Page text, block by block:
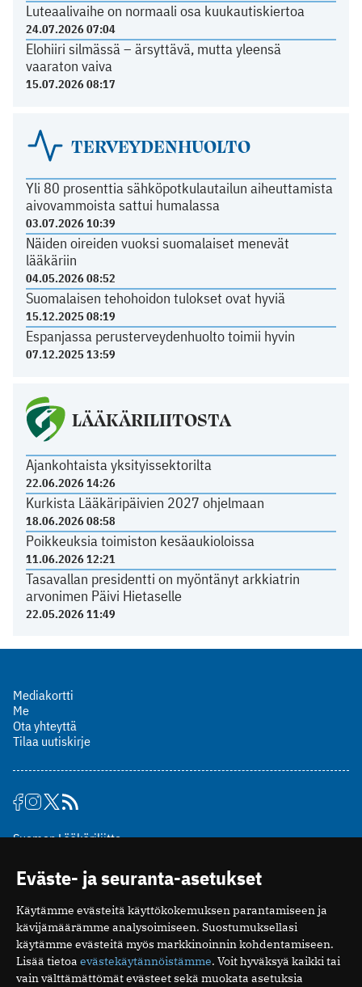
Luteaalivaihe on normaali osa kuukautiskiertoa
24.07.2026 07:04
Elohiiri silmässä – ärsyttävä, mutta yleensä
vaaraton vaiva
15.07.2026 08:17
TERVEYDENHUOLTO
Yli 80 prosenttia sähköpotkulautailun aiheuttamista
aivovammoista sattui humalassa
03.07.2026 10:39
Näiden oireiden vuoksi suomalaiset menevät
lääkäriin
04.05.2026 08:52
Suomalaisen tehohoidon tulokset ovat hyviä
15.12.2025 08:19
Espanjassa perusterveydenhuolto toimii hyvin
07.12.2025 13:59
LÄÄKÄRILIITOSTA
Ajankohtaista yksityissektorilta
22.06.2026 14:26
Kurkista Lääkäripäivien 2027 ohjelmaan
18.06.2026 08:58
Poikkeuksia toimiston kesäaukioloissa
11.06.2026 12:21
Tasavallan presidentti on myöntänyt arkkiatrin
arvonimen Päivi Hietaselle
22.05.2026 11:49
Mediakortti
Me
Ota yhteyttä
Tilaa uutiskirje
Suomen Lääkäriliitto
00510 Helsinki
puh. (09) 393 091
toimitus@potilaanlaakarilehti.fi
ISSN 2323-9476
Eväste- ja seuranta-asetukset
Käytämme evästeitä käyttökokemuksen parantamiseen ja
kävijämäärämme analysoimiseen. Suostumuksellasi
käytämme evästeitä myös markkinoinnin kohdentamiseen.
Lisää tietoa evästekäytännöistämme. Voit hyväksyä kaikki tai
vain välttämättömät evästeet sekä muokata asetuksia